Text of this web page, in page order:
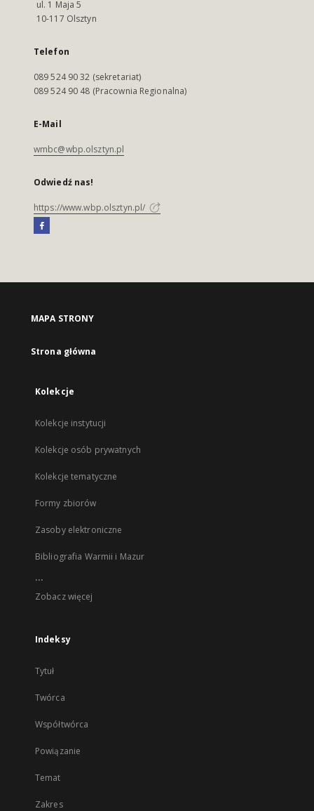
ul. 1 Maja 5
10-117 Olsztyn
Telefon
089 524 90 32 (sekretariat)
089 524 90 48 (Pracownia Regionalna)
E-Mail
wmbc@wbp.olsztyn.pl
Odwiedź nas!
https://www.wbp.olsztyn.pl/
MAPA STRONY
Strona główna
Kolekcje
Kolekcje instytucji
Kolekcje osób prywatnych
Kolekcje tematyczne
Formy zbiorów
Zasoby elektroniczne
Bibliografia Warmii i Mazur
...
Zobacz więcej
Indeksy
Tytuł
Twórca
Współtwórca
Powiązanie
Temat
Zakres